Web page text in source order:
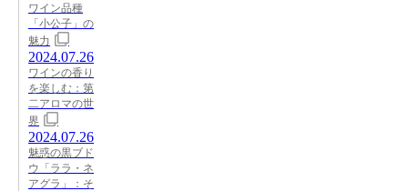
ワイン品種
「小公子」の
魅力
2024.07.26
ワインの香り
を楽しむ：第
二アロマの世
界
2024.07.26
魅惑の黒ブド
ウ「ララ・ネ
アグラ」：そ